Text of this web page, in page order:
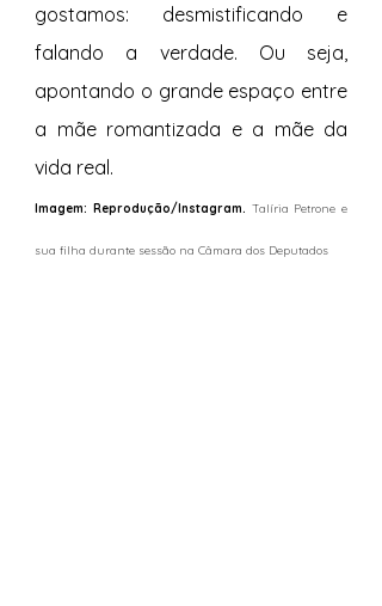
gostamos: desmistificando e
falando a verdade. Ou seja,
apontando o grande espaço entre
a mãe romantizada e a mãe da
vida real.
Imagem: Reprodução/Instagram. Talíria Petrone e
sua filha durante sessão na Câmara dos Deputados